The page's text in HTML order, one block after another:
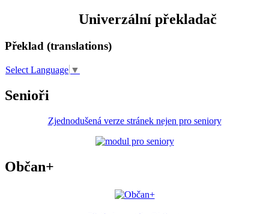
Univerzální překladač
Překlad (translations)
Select Language ▼
Senioři
Zjednodušená verze stránek nejen pro seniory
Občan+